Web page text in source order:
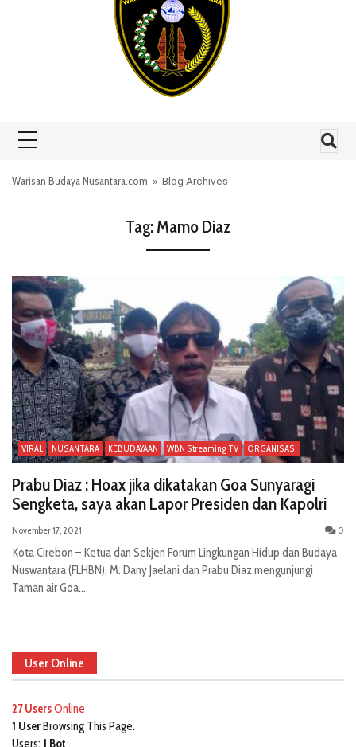
Warisan Budaya Nusantara.com » Blog Archives
Tag:Mamo Diaz
VIRAL NUSANTARA KEBUDAYAAN WBN Streaming TV ORGANISASI
Prabu Diaz : Hoax jika dikatakan Goa Sunyaragi
Sengketa, saya akan Lapor Presiden dan Kapolri
November 17, 2021 0
Kota Cirebon – Ketua dan Sekjen Forum Lingkungan Hidup dan Budaya
Nuswantara (FLHBN), M. Dany Jaelani dan Prabu Diaz mengunjungi
Taman air Goa...
User Online
27 UsersOnline
1 UserBrowsing This Page.
Users: 1 Bot